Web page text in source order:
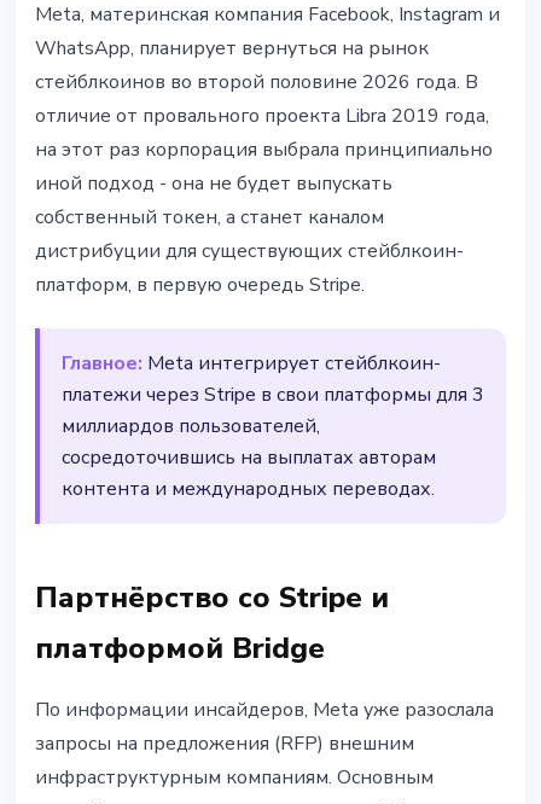
Meta возвращается к
стейблкоинам: Stripe подключит
платежи в Facebook и WhatsApp
25 февраля 2026 г.2 мин чтения
Наталия Дорофеева
Meta, материнская компания Facebook, Instagram и
WhatsApp, планирует вернуться на рынок
стейблкоинов во второй половине 2026 года. В
отличие от провального проекта Libra 2019 года,
на этот раз корпорация выбрала принципиально
иной подход - она не будет выпускать
собственный токен, а станет каналом
дистрибуции для существующих стейблкоин-
платформ, в первую очередь Stripe.
Главное: Meta интегрирует стейблкоин-
платежи через Stripe в свои платформы для 3
миллиардов пользователей,
сосредоточившись на выплатах авторам
контента и международных переводах.
Партнёрство со Stripe и
платформой Bridge
По информации инсайдеров, Meta уже разослала
запросы на предложения (RFP) внешним
инфраструктурным компаниям. Основным